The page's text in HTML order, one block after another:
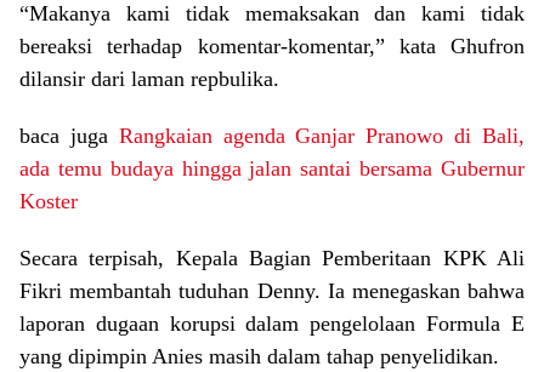
“Makanya kami tidak memaksakan dan kami tidak
bereaksi terhadap komentar-komentar,” kata Ghufron
dilansir dari laman repbulika.
baca juga Rangkaian agenda Ganjar Pranowo di Bali,
ada temu budaya hingga jalan santai bersama Gubernur
Koster
Secara terpisah, Kepala Bagian Pemberitaan KPK Ali
Fikri membantah tuduhan Denny. Ia menegaskan bahwa
laporan dugaan korupsi dalam pengelolaan Formula E
yang dipimpin Anies masih dalam tahap penyelidikan.